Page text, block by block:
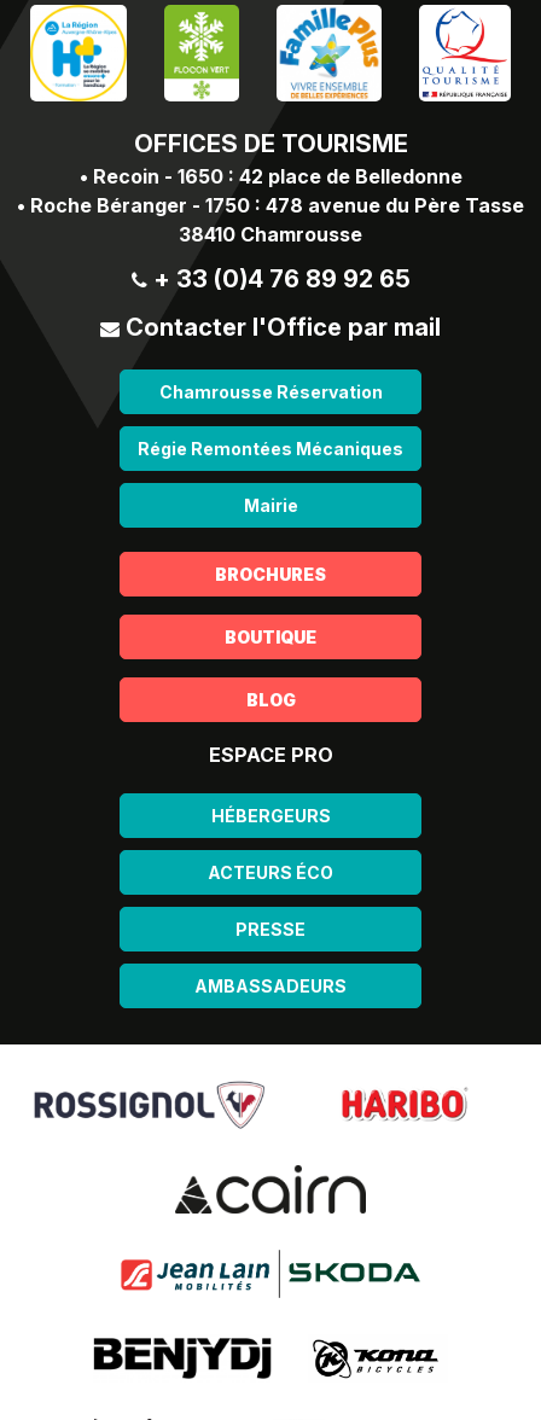
OFFICES DE TOURISME
• Recoin - 1650 : 42 place de Belledonne
• Roche Béranger - 1750 : 478 avenue du Père Tasse
38410 Chamrousse
+ 33 (0)4 76 89 92 65
Contacter l'Office par mail
Chamrousse Réservation
Régie Remontées Mécaniques
Mairie
BROCHURES
BOUTIQUE
BLOG
ESPACE PRO
HÉBERGEURS
ACTEURS ÉCO
PRESSE
AMBASSADEURS